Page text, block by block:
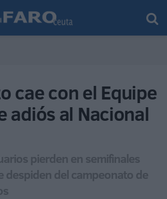
cae con el Equipe
adiós al Nacional
pierden en semifinales
despiden del campeonato de